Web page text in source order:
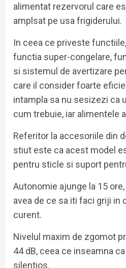
alimentat rezervorul care
amplsat pe usa frigiderului.
In ceea ce priveste
functia super-congelare,
si sistemul de avertizare
care il consider foarte
intampla sa nu sesizezi ca
cum trebuie, iar alimentele
Referitor la accesoriile din
stiut este ca acest model
pentru sticle si suport
Autonomie ajunge la 15
avea de ce sa iti faci griji in
curent.
Nivelul maxim de zgomot
44 dB, ceea ce inseamna
silentios.